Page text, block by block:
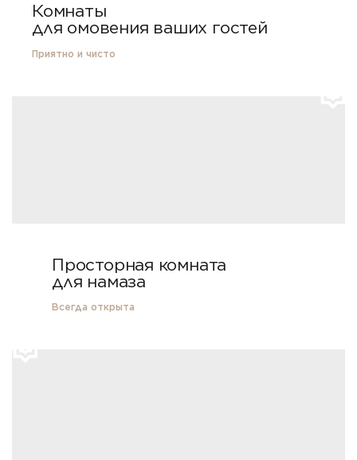
Комнаты
для омовения ваших гостей
Приятно и чисто
Просторная комната
для намаза
Всегда открыта